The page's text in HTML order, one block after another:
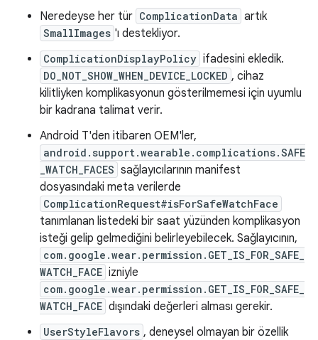
Neredeyse her tür ComplicationData artık
SmallImages 'ı destekliyor.
ComplicationDisplayPolicy ifadesini ekledik.
DO_NOT_SHOW_WHEN_DEVICE_LOCKED , cihaz
kilitliyken komplikasyonun gösterilmemesi için uyumlu
bir kadrana talimat verir.
Android T'den itibaren OEM'ler,
android.support.wearable.complications.SAFE
_WATCH_FACES sağlayıcılarının manifest
dosyasındaki meta verilerde
ComplicationRequest#isForSafeWatchFace
tanımlanan listedeki bir saat yüzünden komplikasyon
isteği gelip gelmediğini belirleyebilecek. Sağlayıcının,
com.google.wear.permission.GET_IS_FOR_SAFE_
WATCH_FACE izniyle
com.google.wear.permission.GET_IS_FOR_SAFE_
WATCH_FACE dışındaki değerleri alması gerekir.
UserStyleFlavors , deneysel olmayan bir özellik